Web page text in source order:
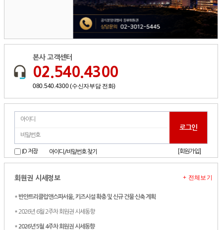
본사 고객센터
02.540.4300
080.540.4300 (수신자부담 전화)
ID 저장 아이디/비밀번호 찾기 [회원가입]
회원권 시세정보
* 반얀트리클럽앤스파서울, 키즈시설 확충 및 신규 건물 신축 계획
* 2026년 6월 2주차 회원권 시세동향
* 2026년 5월 4주차 회원권 시세동향
+ 전체보기